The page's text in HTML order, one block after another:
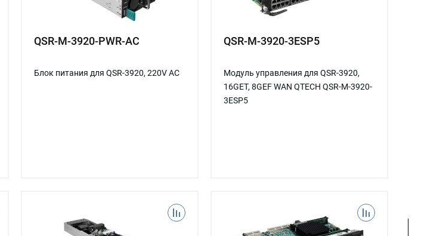
QSR-M-3920-PWR-AC
Блок питания для QSR-3920, 220V AC
QSR-M-3920-3ESP5
Модуль управления для QSR-3920,
16GET, 8GEF WAN QTECH QSR-M-3920-
3ESP5